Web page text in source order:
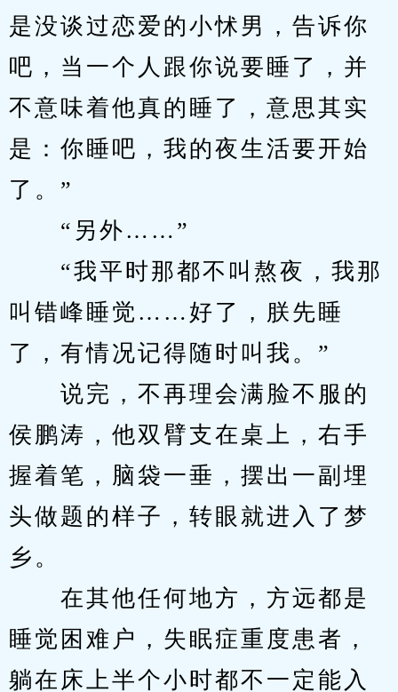
是没谈过恋爱的小怵男，告诉你
吧，当一个人跟你说要睡了，并
不意味着他真的睡了，意思其实
是：你睡吧，我的夜生活要开始
了。”
“另外……”
“我平时那都不叫熬夜，我那
叫错峰睡觉……好了，朕先睡
了，有情况记得随时叫我。”
说完，不再理会满脸不服的
侯鹏涛，他双臂支在桌上，右手
握着笔，脑袋一垂，摆出一副埋
头做题的样子，转眼就进入了梦
乡。
在其他任何地方，方远都是
睡觉困难户，失眠症重度患者，
躺在床上半个小时都不一定能入